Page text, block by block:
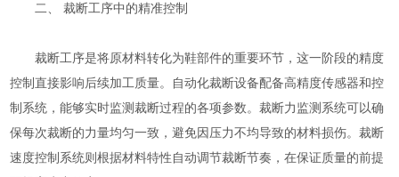
二、 裁断工序中的精准控制
裁断工序是将原材料转化为鞋部件的重要环节，这一阶段的精度
控制直接影响后续加工质量。自动化裁断设备配备高精度传感器和控
制系统，能够实时监测裁断过程的各项参数。裁断力监测系统可以确
保每次裁断的力量均匀一致，避免因压力不均导致的材料损伤。裁断
速度控制系统则根据材料特性自动调节裁断节奏，在保证质量的前提